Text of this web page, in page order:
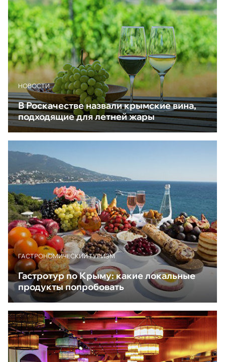
НОВОСТИ
В Роскачестве назвали крымские вина,
подходящие для летней жары
ГАСТРОНОМИЧЕСКИЙ ТУРИЗМ
Гастротур по Крыму: какие локальные
продукты попробовать